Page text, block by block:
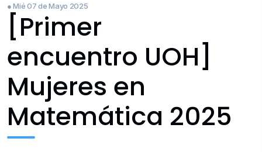
● Mié 07 de Mayo 2025
[Primer
encuentro UOH]
Mujeres en
Matemática 2025